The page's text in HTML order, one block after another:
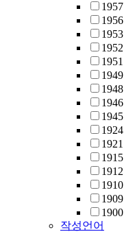
1957
1956
1953
1952
1951
1949
1948
1946
1945
1924
1921
1915
1912
1910
1909
1900
작성언어